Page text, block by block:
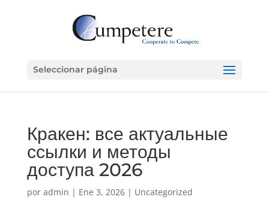
Seleccionar página
Кракен: все актуальные
ссылки и методы
доступа 2026
por admin | Ene 3, 2026| Uncategorized